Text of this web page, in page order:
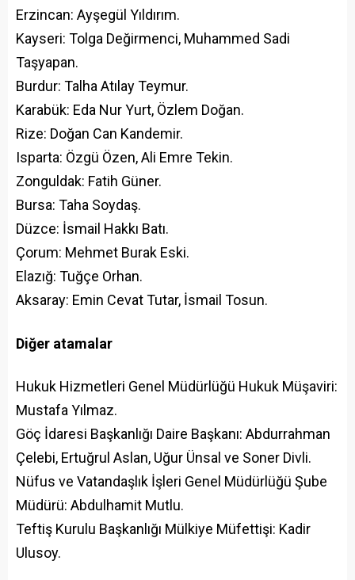
Erzincan: Ayşegül Yıldırım.
Kayseri: Tolga Değirmenci, Muhammed Sadi
Taşyapan.
Burdur: Talha Atılay Teymur.
Karabük: Eda Nur Yurt, Özlem Doğan.
Rize: Doğan Can Kandemir.
Isparta: Özgü Özen, Ali Emre Tekin.
Zonguldak: Fatih Güner.
Bursa: Taha Soydaş.
Düzce: İsmail Hakkı Batı.
Çorum: Mehmet Burak Eski.
Elazığ: Tuğçe Orhan.
Aksaray: Emin Cevat Tutar, İsmail Tosun.
Diğer atamalar
Hukuk Hizmetleri Genel Müdürlüğü Hukuk Müşaviri:
Mustafa Yılmaz.
Göç İdaresi Başkanlığı Daire Başkanı: Abdurrahman
Çelebi, Ertuğrul Aslan, Uğur Ünsal ve Soner Divli.
Nüfus ve Vatandaşlık İşleri Genel Müdürlüğü Şube
Müdürü: Abdulhamit Mutlu.
Teftiş Kurulu Başkanlığı Mülkiye Müfettişi: Kadir
Ulusoy.